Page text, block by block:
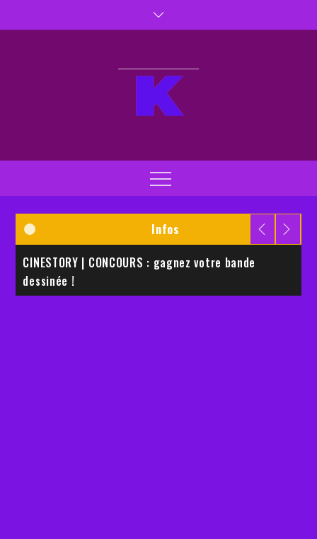
Menu
Infos
CINESTORY | CONCOURS : gagnez votre bande
dessinée !